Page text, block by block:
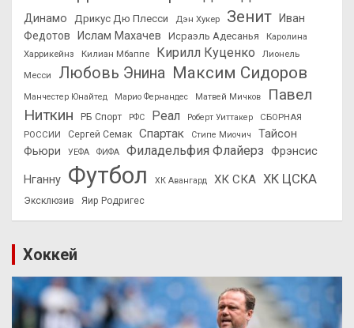
Динамо Дрикус Дю Плесси Дэн Хукер Зенит
Иван
Федотов
Ислам Махачев Исраэль Адесанья
Каролина
Харрикейнз
Килиан Мбаппе Кирилл Куценко
Лионель
Месси
Любовь Энина Максим Сидоров
Манчестер Юнайтед Марио Фернандес Матвей Мичков
Павел
Ниткин
РБ Спорт РФС Реал Роберт Уиттакер
СБОРНАЯ
РОССИИ
Сергей Семак Спартак Стипе Миочич
Тайсон
Фьюри
УЕФА ФИФА Филадельфия Флайерз Фрэнсис
Нганну Футбол ХК Авангард ХК СКА ХК ЦСКА
Эксклюзив Яир Родригес
Хоккей